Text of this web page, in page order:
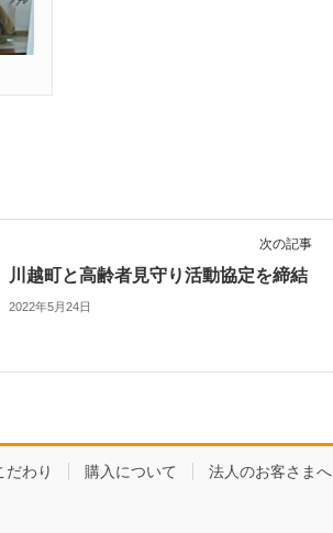
次の記事
川越町と高齢者見守り活動協定を締結
2022年5月24日
だわり 購入について 法人のお客さまへ